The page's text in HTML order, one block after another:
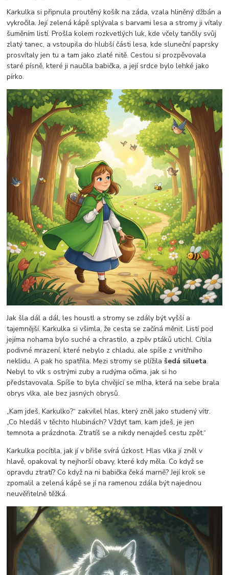
Karkulka si připnula proutěný košík na záda, vzala hliněný džbán a
vykročila. Její zelená kápě splývala s barvami lesa a stromy ji vítaly
šuměním listí. Prošla kolem rozkvetlých luk, kde včely tančily svůj
zlatý tanec, a vstoupila do hlubší části lesa, kde sluneční paprsky
prosvítaly jen tu a tam jako zlaté nitě. Cestou si prozpěvovala
staré písně, které ji naučila babička, a její srdce bylo lehké jako
pírko.
Jak šla dál a dál, les houstl a stromy se zdály být vyšší a
tajemnější. Karkulka si všimla, že cesta se začíná měnit. Listí pod
jejíma nohama bylo suché a chrastilo, a zpěv ptáků utichl. Cítila
podivné mrazení, které nebylo z chladu, ale spíše z vnitřního
neklidu. A pak ho spatřila. Mezi stromy se plížilašedá silueta.
Nebyl to vlk s ostrými zuby a rudýma očima, jak si ho
představovala. Spíše to byla chvějící se mlha, která na sebe brala
obrys vlka, ale bez jasných obrysů.
„Kam jdeš, Karkulko?“ zakvílel hlas, který zněl jako studený vítr.
„Co hledáš v těchto hlubinách? Vždyť tam, kam jdeš, je jen
temnota a prázdnota. Ztratíš se a nikdy nenajdeš cestu zpět.“
Karkulka pocítila, jak jí v břiše svírá úzkost. Hlas vlka jí zněl v
hlavě, opakoval ty nejhorší obavy, které kdy měla. Co když se
opravdu ztratí? Co když na ni babička čeká marně? Její krok se
zpomalil a zelená kápě se jí na ramenou zdála být najednou
neuvěřitelně těžká.